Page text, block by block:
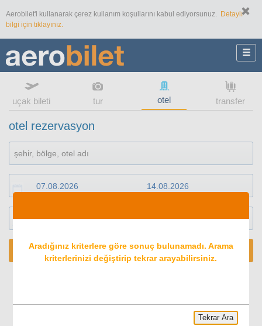
Aerobilet'i kullanarak çerez kullanım koşullarını kabul ediyorsunuz.
Detaylı
bilgi için tıklayınız.
uçak bileti tur otel transfer
otel rezervasyon
1 oda 2 konuk
ARA
Aradığınız kriterlere göre sonuç bulunamadı. Arama
kriterlerinizi değiştirip tekrar arayabilirsiniz.
Tekrar Ara